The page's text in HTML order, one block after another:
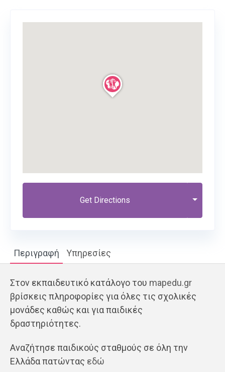
Get Directions
Περιγραφή Υπηρεσίες
Στον εκπαιδευτικό κατάλογο του mapedu.gr
βρίσκεις πληροφορίες για όλες τις σχολικές
μονάδες καθώς και για παιδικές
δραστηριότητες.
Αναζήτησε παιδικούς σταθμούς σε όλη την
Ελλάδα πατώντας εδώ